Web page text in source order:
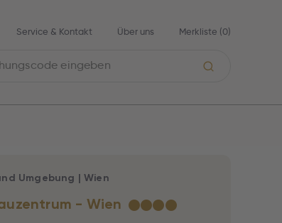
Service & Kontakt Über uns Merkliste (0)
- Wien ★★★★
Umgebung | Wien